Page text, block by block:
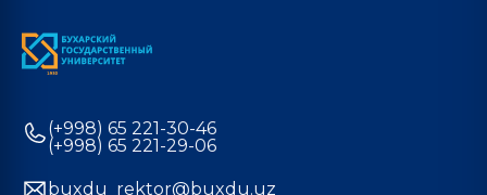
(+998) 65 221-30-46
(+998) 65 221-29-06
buxdu_rektor@buxdu.uz